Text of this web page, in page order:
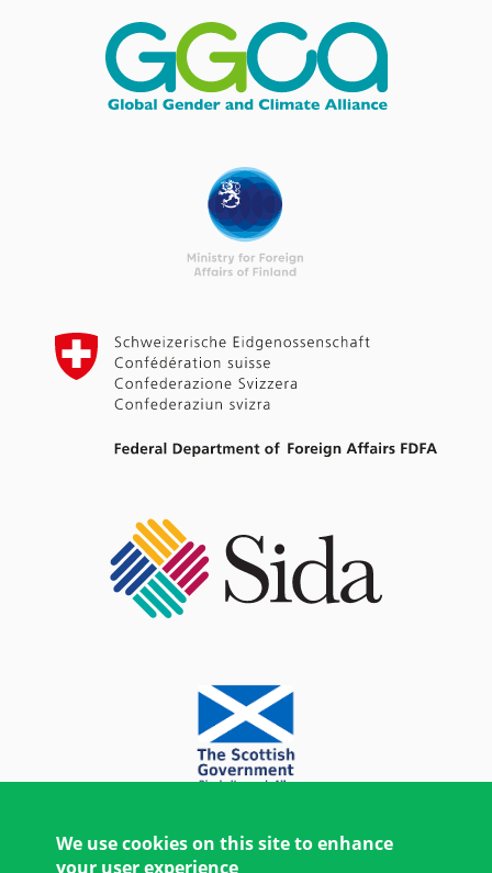
We use cookies on this site to enhance
your user experience